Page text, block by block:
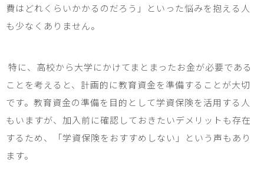
費はどれくらいかかるのだろう」といった悩みを抱える人
も少なくありません。
特に、高校から大学にかけてまとまったお金が必要である
ことを考えると、計画的に教育資金を準備することが大切
です。教育資金の準備を目的として学資保険を活用する人
もいますが、加入前に確認しておきたいデメリットも存在
するため、「学資保険をおすすめしない 」
という声もあり
ます。